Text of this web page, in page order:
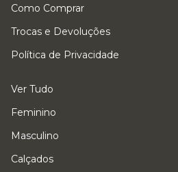
Como Comprar
Trocas e Devoluções
Política de Privacidade
Ver Tudo
Feminino
Masculino
Calçados